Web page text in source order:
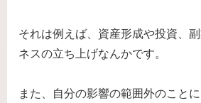
それは例えば、資産形成や投資、
ネスの立ち上げなんかです。
また、自分の影響の範囲外のこと